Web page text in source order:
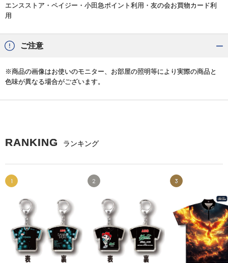
エンスストア・ペイジー・小田急ポイント利用・友の会お買物カード利
用
ご注意
※商品の画像はお使いのモニター、お部屋の照明等により実際の商品と
色味が異なる場合がございます。
RANKING ランキング
1 2 3